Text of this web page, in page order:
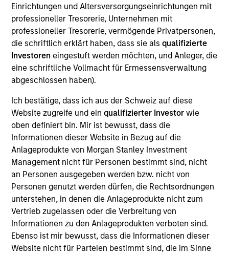
Einrichtungen und Altersversorgungseinrichtungen mit
professioneller Tresorerie, Unternehmen mit
professioneller Tresorerie, vermögende Privatpersonen,
die schriftlich erklärt haben, dass sie alsqualifizierte
Investoren eingestuft werden möchten, und Anleger, die
eine schriftliche Vollmacht für Ermessensverwaltung
abgeschlossen haben).
Ich bestätige, dass ich aus der Schweiz auf diese
Website zugreife und ein qualifizierter Investor wie
oben definiert bin. Mir ist bewusst, dass die
Informationen dieser Website in Bezug auf die
Anlageprodukte von Morgan Stanley Investment
Management nicht für Personen bestimmt sind, nicht
an Personen ausgegeben werden bzw. nicht von
Personen genutzt werden dürfen, die Rechtsordnungen
unterstehen, in denen die Anlageprodukte nicht zum
Vertrieb zugelassen oder die Verbreitung von
Informationen zu den Anlageprodukten verboten sind.
Ebenso ist mir bewusst, dass die Informationen dieser
Website nicht für Parteien bestimmt sind, die im Sinne
Explore More
Kontakt
Overview
Expertise
We help treasury professionals and other
clients navigate the ever-evolving cash
management landscape through a
combination of expertise, resources and
strategies.